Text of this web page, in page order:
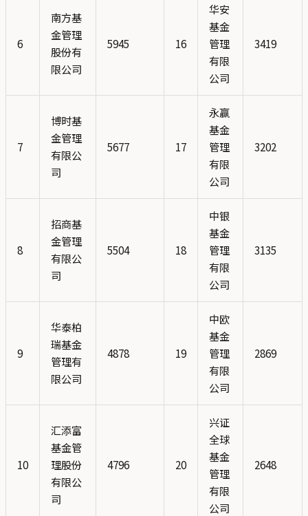
6
南方基
金管理
股份有
限公司
5945 16
华安
基金
管理
有限
公司
3419
7
博时基
金管理
有限公
司
5677 17
永赢
基金
管理
有限
公司
3202
8
招商基
金管理
有限公
司
5504 18
中银
基金
管理
有限
公司
3135
9
华泰柏
瑞基金
管理有
限公司
4878 19
中欧
基金
管理
有限
公司
2869
10
汇添富
基金管
理股份
有限公
司
4796 20
兴证
全球
基金
管理
有限
公司
2648